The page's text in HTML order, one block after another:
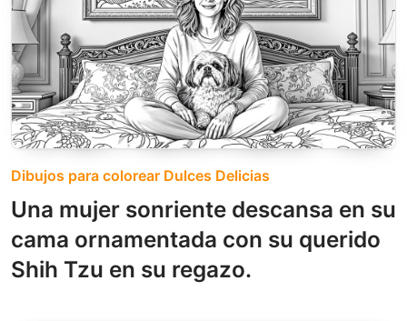
Dibujos para colorear Dulces Delicias
Una mujer sonriente descansa en su
cama ornamentada con su querido
Shih Tzu en su regazo.